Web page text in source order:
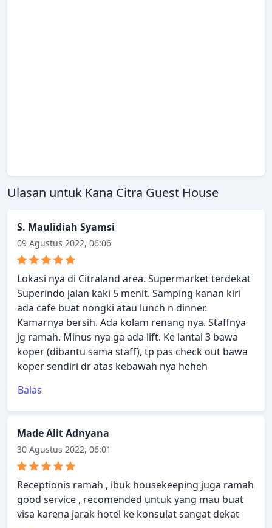
Ulasan untuk Kana Citra Guest House
S. Maulidiah Syamsi
09 Agustus 2022, 06:06
Lokasi nya di Citraland area. Supermarket terdekat
Superindo jalan kaki 5 menit. Samping kanan kiri
ada cafe buat nongki atau lunch n dinner.
Kamarnya bersih. Ada kolam renang nya. Staffnya
jg ramah. Minus nya ga ada lift. Ke lantai 3 bawa
koper (dibantu sama staff), tp pas check out bawa
koper sendiri dr atas kebawah nya heheh
Balas
Made Alit Adnyana
30 Agustus 2022, 06:01
Receptionis ramah , ibuk housekeeping juga ramah
good service , recomended untuk yang mau buat
visa karena jarak hotel ke konsulat sangat dekat